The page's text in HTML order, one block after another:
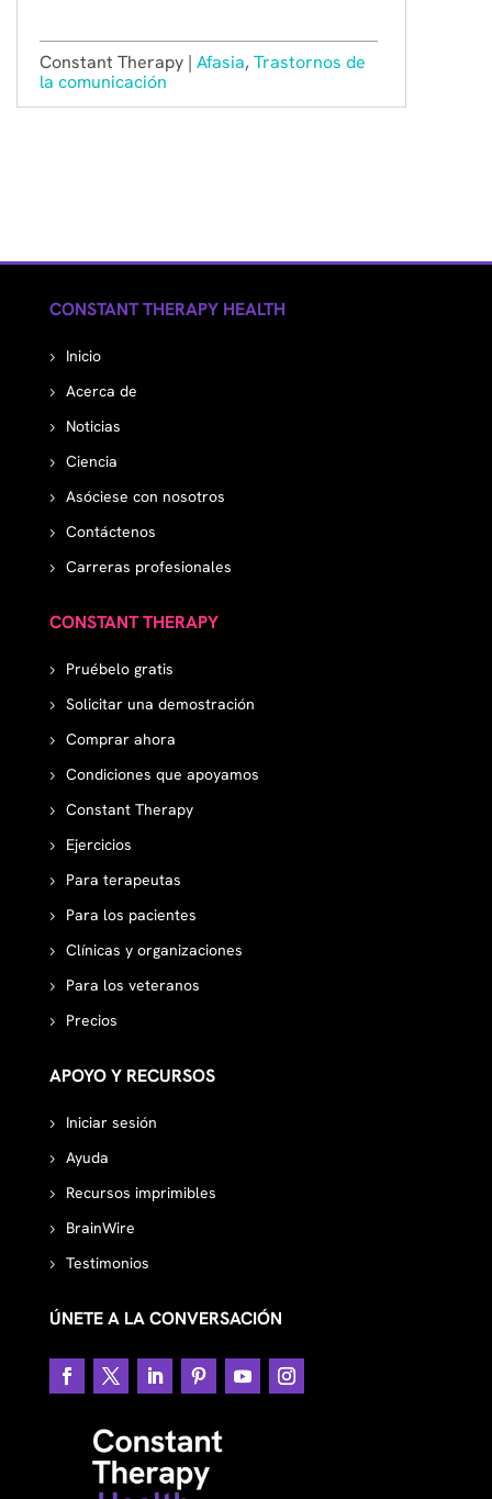
Constant Therapy | Afasia, Trastornos de
la comunicación
CONSTANT THERAPY HEALTH
Inicio
Acerca de
Noticias
Ciencia
Asóciese con nosotros
Contáctenos
Carreras profesionales
CONSTANT THERAPY
Pruébelo gratis
Solicitar una demostración
Comprar ahora
Condiciones que apoyamos
Constant Therapy
Ejercicios
Para terapeutas
Para los pacientes
Clínicas y organizaciones
Para los veteranos
Precios
APOYO Y RECURSOS
Iniciar sesión
Ayuda
Recursos imprimibles
BrainWire
Testimonios
ÚNETE A LA CONVERSACIÓN